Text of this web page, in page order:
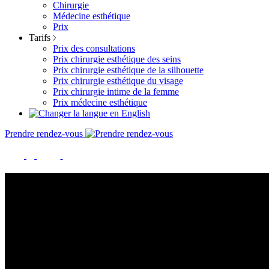
Chirurgie
Médecine esthétique
Prix
Tarifs
Prix des consultations
Prix chirurgie esthétique des seins
Prix chirurgie esthétique de la silhouette
Prix chirurgie esthétique du visage
Prix chirurgie intime de la femme
Prix médecine esthétique
Prendre rendez-vous